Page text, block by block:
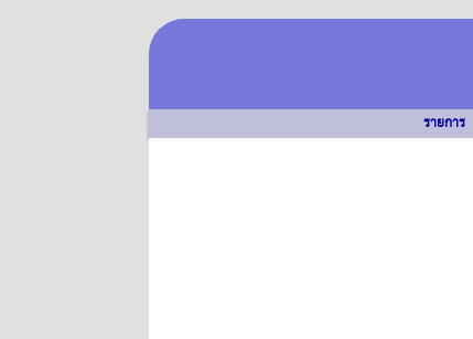
รายการ